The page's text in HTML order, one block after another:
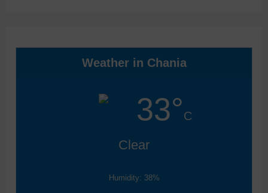
Weather in Chania
33°C
Clear
Humidity: 38%